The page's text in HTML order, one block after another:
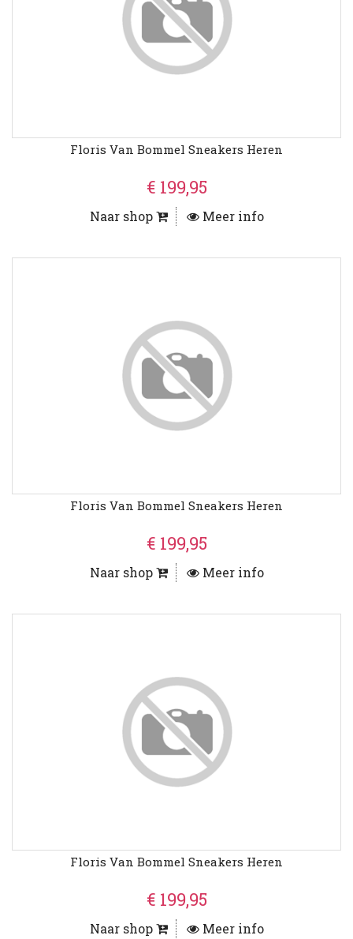
Floris Van Bommel Sneakers Heren
€ 199,95
Naar shop Meer info
Floris Van Bommel Sneakers Heren
€ 199,95
Naar shop Meer info
Floris Van Bommel Sneakers Heren
€ 199,95
Naar shop Meer info